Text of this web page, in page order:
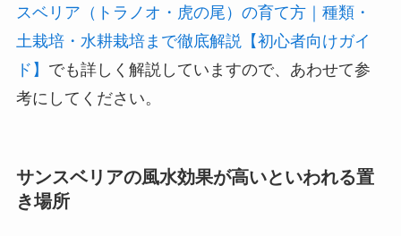
スベリア（トラノオ・虎の尾）の育て方｜種類・
土栽培・水耕栽培まで徹底解説【初心者向けガイ
ド】 でも詳しく解説していますので、あわせて参
考にしてください。
サンスベリアの風水効果が高いといわれる置
き場所